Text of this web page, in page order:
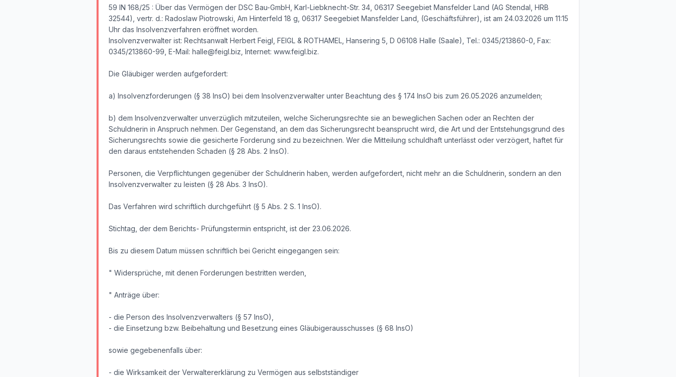
59 IN 168/25 : Über das Vermögen der DSC Bau-GmbH, Karl-Liebknecht-Str. 34, 06317 Seegebiet Mansfelder Land (AG Stendal, HRB
32544), vertr. d.: Radoslaw Piotrowski, Am Hinterfeld 18 g, 06317 Seegebiet Mansfelder Land, (Geschäftsführer), ist am 24.03.2026 um 11:15
Uhr das Insolvenzverfahren eröffnet worden.
Insolvenzverwalter ist: Rechtsanwalt Herbert Feigl, FEIGL & ROTHAMEL, Hansering 5, D 06108 Halle (Saale), Tel.: 0345/213860-0, Fax:
0345/213860-99, E-Mail: halle@feigl.biz, Internet: www.feigl.biz.
Die Gläubiger werden aufgefordert:
a) Insolvenzforderungen (§ 38 InsO) bei dem Insolvenzverwalter unter Beachtung des § 174 InsO bis zum 26.05.2026 anzumelden;
b) dem Insolvenzverwalter unverzüglich mitzuteilen, welche Sicherungsrechte sie an beweglichen Sachen oder an Rechten der
Schuldnerin in Anspruch nehmen. Der Gegenstand, an dem das Sicherungsrecht beansprucht wird, die Art und der Entstehungsgrund des
Sicherungsrechts sowie die gesicherte Forderung sind zu bezeichnen. Wer die Mitteilung schuldhaft unterlässt oder verzögert, haftet für
den daraus entstehenden Schaden (§ 28 Abs. 2 InsO).
Personen, die Verpflichtungen gegenüber der Schuldnerin haben, werden aufgefordert, nicht mehr an die Schuldnerin, sondern an den
Insolvenzverwalter zu leisten (§ 28 Abs. 3 InsO).
Das Verfahren wird schriftlich durchgeführt (§ 5 Abs. 2 S. 1 InsO).
Stichtag, der dem Berichts- Prüfungstermin entspricht, ist der 23.06.2026.
Bis zu diesem Datum müssen schriftlich bei Gericht eingegangen sein:
" Widersprüche, mit denen Forderungen bestritten werden,
" Anträge über:
- die Person des Insolvenzverwalters (§ 57 InsO),
- die Einsetzung bzw. Beibehaltung und Besetzung eines Gläubigerausschusses (§ 68 InsO)
sowie gegebenenfalls über:
- die Wirksamkeit der Verwaltererklärung zu Vermögen aus selbstständiger